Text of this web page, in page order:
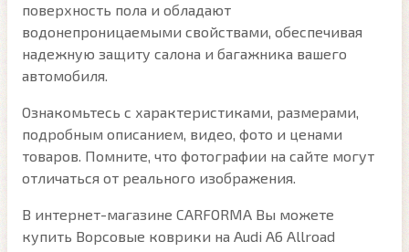
поверхность пола и обладают
водонепроницаемыми свойствами, обеспечивая
надежную защиту салона и багажника вашего
автомобиля.
Ознакомьтесь с характеристиками, размерами,
подробным описанием, видео, фото и ценами
товаров. Помните, что фотографии на сайте могут
отличаться от реального изображения.
В интернет-магазине CARFORMA Вы можете
купить Ворсовые коврики на Audi A6 Allroad